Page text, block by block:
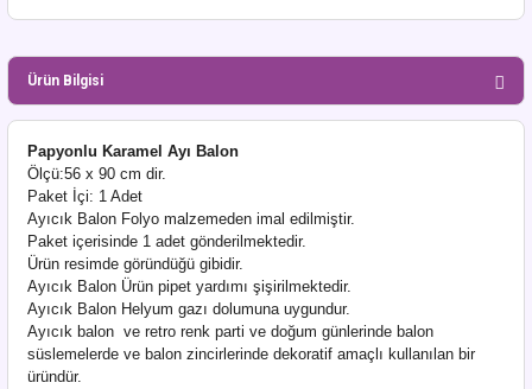
Ürün Bilgisi
Papyonlu Karamel Ayı Balon
Ölçü:56 x 90 cm dir.
Paket İçi: 1 Adet
Ayıcık Balon Folyo malzemeden imal edilmiştir.
Paket içerisinde 1 adet gönderilmektedir.
Ürün resimde göründüğü gibidir.
Ayıcık Balon Ürün pipet yardımı şişirilmektedir.
Ayıcık Balon Helyum gazı dolumuna uygundur.
Ayıcık balon ve retro renk parti ve doğum günlerinde balon
süslemelerde ve balon zincirlerinde dekoratif amaçlı kullanılan bir
üründür.